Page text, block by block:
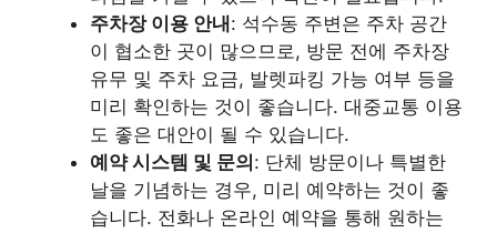
주차장 이용 안내 : 석수동 주변은 주차 공간
이 협소한 곳이 많으므로, 방문 전에 주차장
유무 및 주차 요금, 발렛파킹 가능 여부 등을
미리 확인하는 것이 좋습니다. 대중교통 이용
도 좋은 대안이 될 수 있습니다.
예약 시스템 및 문의 : 단체 방문이나 특별한
날을 기념하는 경우, 미리 예약하는 것이 좋
습니다. 전화나 온라인 예약을 통해 원하는